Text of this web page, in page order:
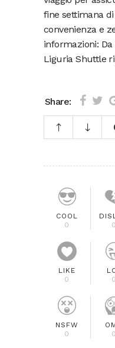
fine settimana
convenienza e
informazioni:
Liguria Shuttle
Share:
COOL
0
0
LIKE
0
0
NSFW
0
0